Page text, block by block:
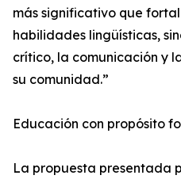
más significativo que
habilidades lingüísticas,
crítico, la comunicación y
su comunidad.”
Educación con propósito
La propuesta presentada